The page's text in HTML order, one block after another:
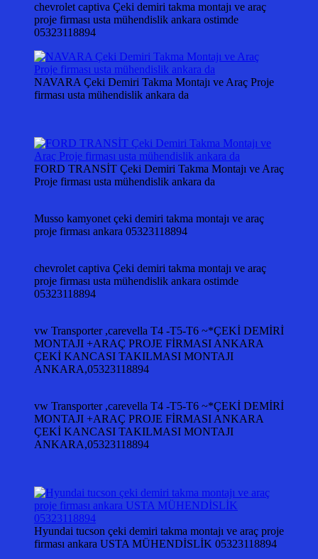
chevrolet captiva Çeki demiri takma montajı ve araç
proje firması usta mühendislik ankara ostimde
05323118894
NAVARA Çeki Demiri Takma Montajı ve Araç Proje
firması usta mühendislik ankara da
FORD TRANSİT Çeki Demiri Takma Montajı ve Araç
Proje firması usta mühendislik ankara da
Musso kamyonet çeki demiri takma montajı ve araç
proje firması ankara 05323118894
chevrolet captiva Çeki demiri takma montajı ve araç
proje firması usta mühendislik ankara ostimde
05323118894
vw Transporter ,carevella T4 -T5-T6 ~*ÇEKİ DEMİRİ
MONTAJI +ARAÇ PROJE FİRMASI ANKARA
ÇEKİ KANCASI TAKILMASI MONTAJI
ANKARA,05323118894
vw Transporter ,carevella T4 -T5-T6 ~*ÇEKİ DEMİRİ
MONTAJI +ARAÇ PROJE FİRMASI ANKARA
ÇEKİ KANCASI TAKILMASI MONTAJI
ANKARA,05323118894
Hyundai tucson çeki demiri takma montajı ve araç proje
firması ankara USTA MÜHENDİSLİK 05323118894